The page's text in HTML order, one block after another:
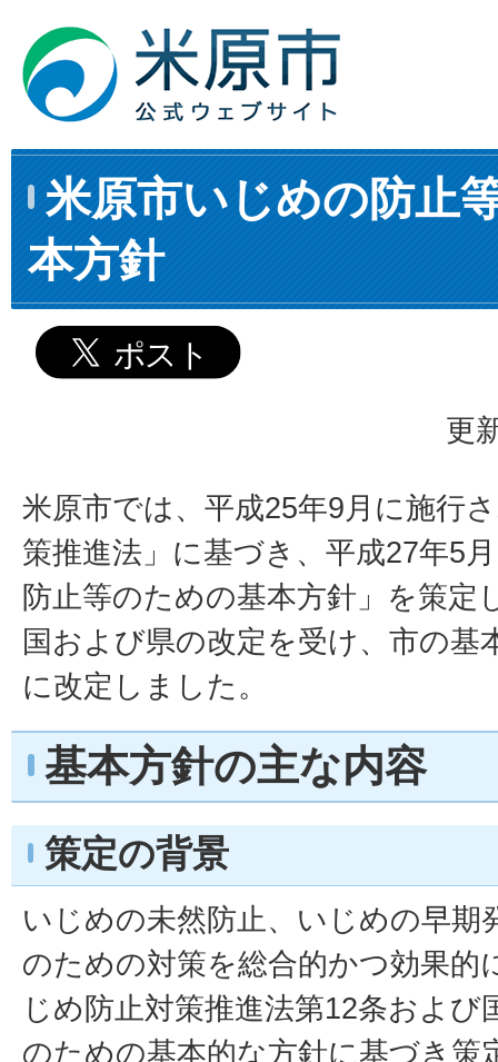
米原市いじめの防止
本方針
更
米原市では、平成25年9月に施行
策推進法」に基づき、平成27年5
防止等のための基本方針」を策定
国および県の改定を受け、市の基
に改定しました。
基本方針の主な内容
策定の背景
いじめの未然防止、いじめの早期
のための対策を総合的かつ効果的
じめ防止対策推進法第12条および
のための基本的な方針に基づき策